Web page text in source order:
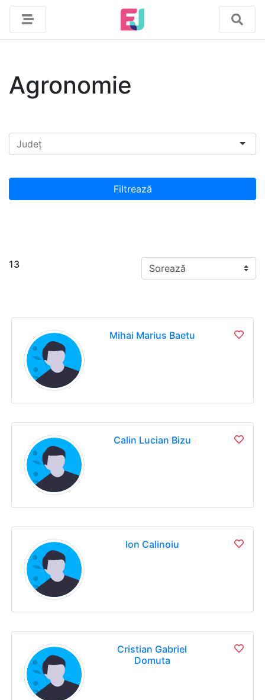
Agronomie
13
Mihai Marius Baetu
Calin Lucian Bizu
Ion Calinoiu
Cristian Gabriel
Domuta